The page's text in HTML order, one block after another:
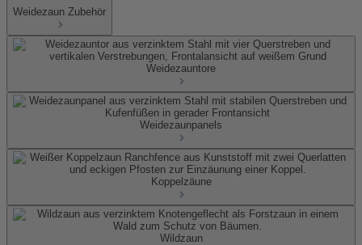
Weidezaun Zubehör
Weidezauntore
Weidezaunpanels
Koppelzäune
Wildzaun